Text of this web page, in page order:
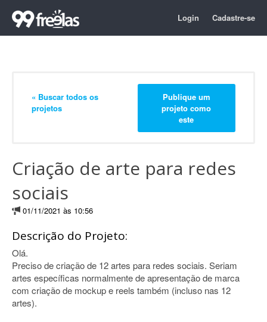
Login Cadastre-se
« Buscar todos os
projetos
Publique um
projeto como
este
Criação de arte para redes
sociais
01/11/2021 às 10:56
Descrição do Projeto:
Olá.
Preciso de criação de 12 artes para redes sociais. Seriam
artes específicas normalmente de apresentação de marca
com criação de mockup e reels também (incluso nas 12
artes).